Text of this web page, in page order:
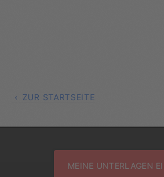
ZUR STARTSEITE
MEINE UNTERLAGEN